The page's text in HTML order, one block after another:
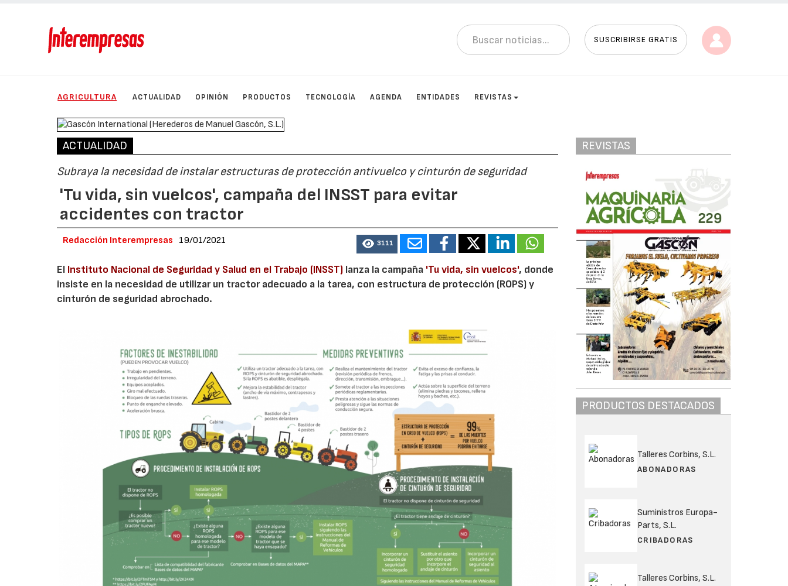
SUSCRIBIRSE GRATIS
AGRICULTURA ACTUALIDAD OPINIÓN PRODUCTOS TECNOLOGÍA AGENDA ENTIDADES REVISTAS
ACTUALIDAD
Subraya la necesidad de instalar estructuras de protección antivuelco y cinturón de seguridad
'Tu vida, sin vuelcos', campaña del INSST para evitar
accidentes con tractor
Redacción Interempresas 19/01/2021 3111
El Instituto Nacional de Seguridad y Salud en el Trabajo (INSST) lanza la campaña 'Tu vida, sin vuelcos', donde
insiste en la necesidad de utilizar un tractor adecuado a la tarea, con estructura de protección (ROPS) y
cinturón de seguridad abrochado.
REVISTAS
PRODUCTOS DESTACADOS
Talleres Corbins, S.L.
ABONADORAS
Suministros Europa-
Parts, S.L.
CRIBADORAS
Talleres Corbins, S.L.